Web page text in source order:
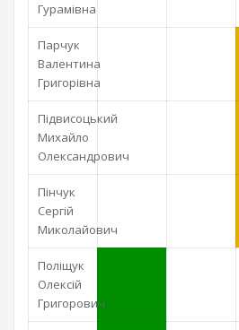
Гурамівна
Парчук
Валентина
Григорівна
Підвисоцький
Михайло
Олександрович
Пінчук
Сергій
Миколайович
Поліщук
Олексій
Григорович